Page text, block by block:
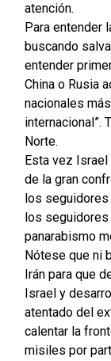
atención.
Para entender
buscando
entender
China o Rusia
nacionales
internacional”.
Norte.
Esta vez
de la gran
los
los
panarabismo
Nótese que ni
Irán para que
Israel y
atentado del
calentar la
misiles por